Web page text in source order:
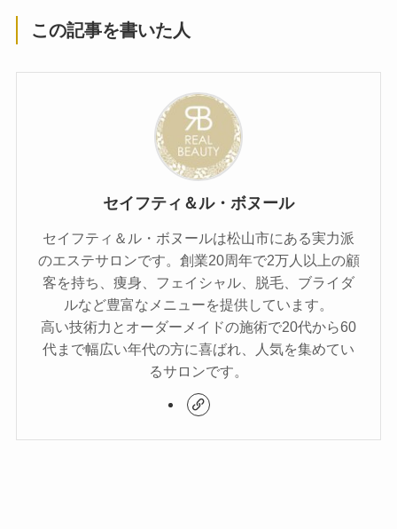
この記事を書いた人
セイフティ＆ル・ボヌール
セイフティ＆ル・ボヌールは松山市にある実力派
のエステサロンです。創業20周年で2万人以上の顧
客を持ち、痩身、フェイシャル、脱毛、ブライダ
ルなど豊富なメニューを提供しています。
高い技術力とオーダーメイドの施術で20代から60
代まで幅広い年代の方に喜ばれ、人気を集めてい
るサロンです。